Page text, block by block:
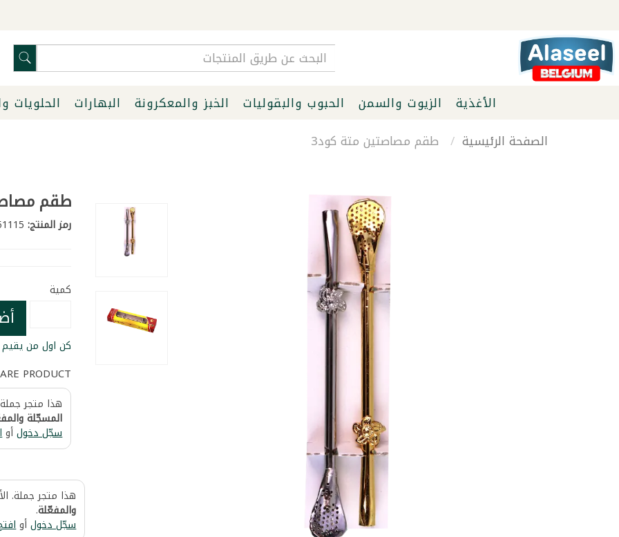
الأغذية الزيوت والسمن الحبوب والبقوليات الخبز والمعكرونة البهارات الحلويات
الصفحة الرئيسية
طقم مصاصتين متة كود3
طقم
رمز المنتج:51115
كمية
كن اول من يقيم
PRODUCT
هذا متجر
المسجّلة
سجّل دخولأو
هذا متجر جملة.
والمفعّلة.
سجّل دخولأو